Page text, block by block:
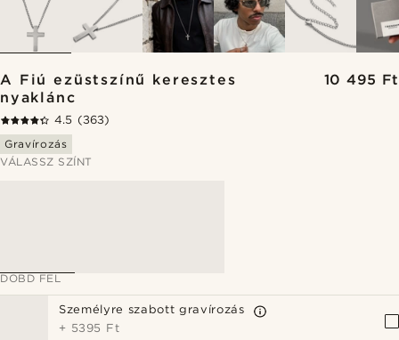
A Fiú ezüstszínű keresztes
nyaklánc
10 495 Ft
4.5 (363)
Gravírozás
VÁLASSZ SZÍNT
DOBD FEL
Személyre szabott gravírozás
+ 5395 Ft